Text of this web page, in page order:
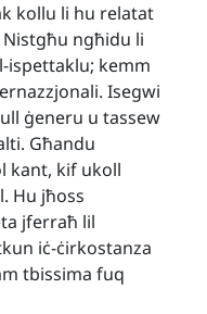
kollu li hu relatat
Nistgħu ngħidu li
ispettaklu; kemm
Isegwi
ġeneru u tassew
Għandu
kant, kif ukoll
Hu jħoss
jferraħ lil
iċ-ċirkostanza
tbissima fuq